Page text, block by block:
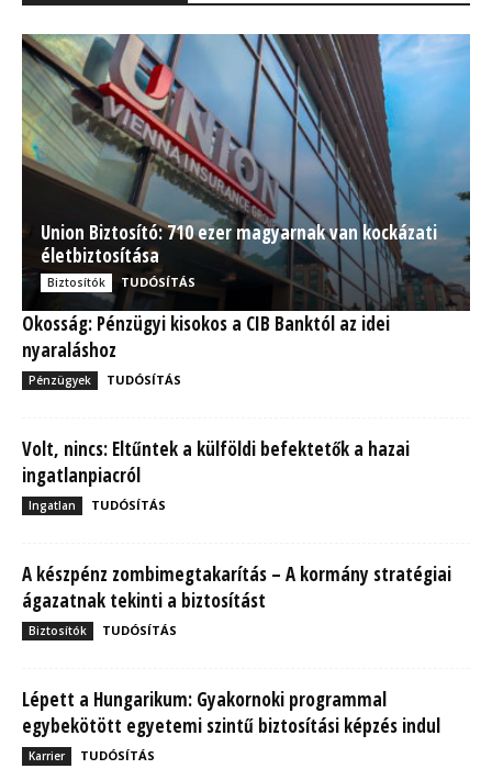
Union Biztosító: 710 ezer magyarnak van kockázati
életbiztosítása
Biztosítók TUDÓSÍTÁS
Okosság: Pénzügyi kisokos a CIB Banktól az idei
nyaraláshoz
Pénzügyek TUDÓSÍTÁS
Volt, nincs: Eltűntek a külföldi befektetők a hazai
ingatlanpiacról
Ingatlan TUDÓSÍTÁS
A készpénz zombimegtakarítás – A kormány stratégiai
ágazatnak tekinti a biztosítást
Biztosítók TUDÓSÍTÁS
Lépett a Hungarikum: Gyakornoki programmal
egybekötött egyetemi szintű biztosítási képzés indul
Karrier TUDÓSÍTÁS